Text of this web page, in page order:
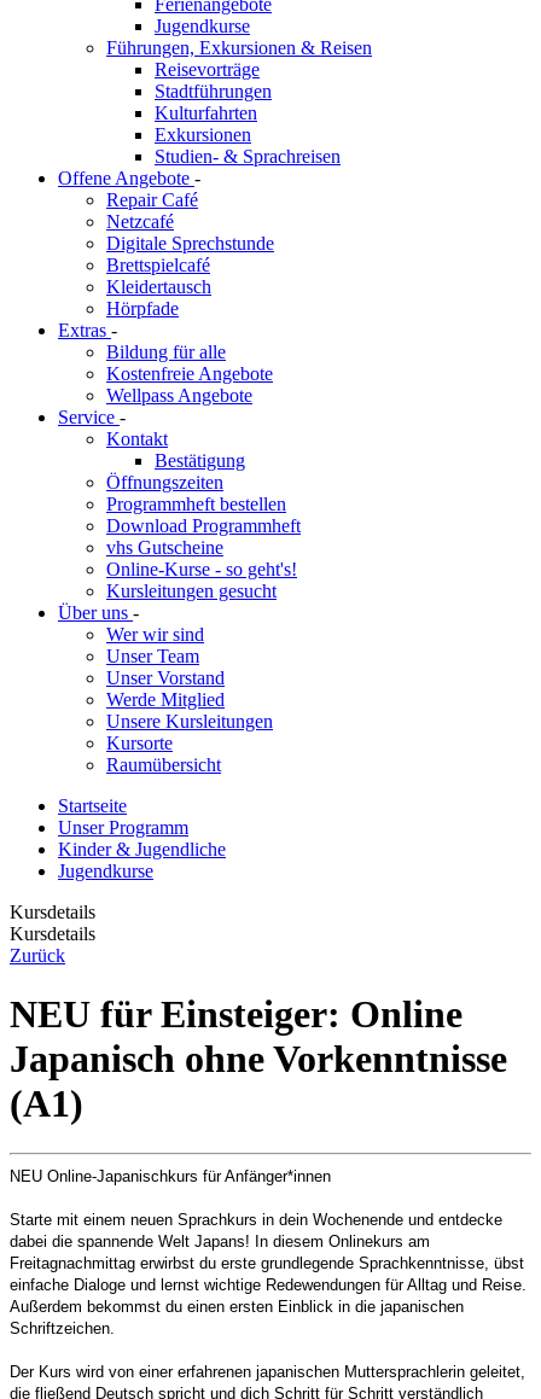
Ferienangebote
Jugendkurse
Führungen, Exkursionen & Reisen
Reisevorträge
Stadtführungen
Kulturfahrten
Exkursionen
Studien- & Sprachreisen
Offene Angebote -
Repair Café
Netzcafé
Digitale Sprechstunde
Brettspielcafé
Kleidertausch
Hörpfade
Extras -
Bildung für alle
Kostenfreie Angebote
Wellpass Angebote
Service -
Kontakt
Bestätigung
Öffnungszeiten
Programmheft bestellen
Download Programmheft
vhs Gutscheine
Online-Kurse - so geht's!
Kursleitungen gesucht
Über uns -
Wer wir sind
Unser Team
Unser Vorstand
Werde Mitglied
Unsere Kursleitungen
Kursorte
Raumübersicht
Startseite
Unser Programm
Kinder & Jugendliche
Jugendkurse
Kursdetails
Kursdetails
Zurück
NEU für Einsteiger: Online
Japanisch ohne Vorkenntnisse
(A1)
NEU Online-Japanischkurs für Anfänger*innen
Starte mit einem neuen Sprachkurs in dein Wochenende und entdecke
dabei die spannende Welt Japans! In diesem Onlinekurs am
Freitagnachmittag erwirbst du erste grundlegende Sprachkenntnisse, übst
einfache Dialoge und lernst wichtige Redewendungen für Alltag und Reise.
Außerdem bekommst du einen ersten Einblick in die japanischen
Schriftzeichen.
Der Kurs wird von einer erfahrenen japanischen Muttersprachlerin geleitet,
die fließend Deutsch spricht und dich Schritt für Schritt verständlich